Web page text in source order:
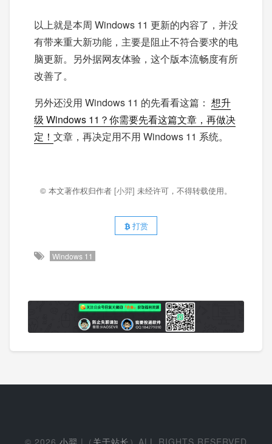
以上就是本周 Windows 11 更新的内容了，并没
有带来重大新功能，主要是阻止不符合要求的电
脑更新。另外据网友体验，这个版本流畅度有所
改善了。
另外还没用 Windows 11 的先看看这篇： 想升
级 Windows 11？你需要先看这篇文章，再做决
定！ 文章，再决定用不用 Windows 11 系统。
© 本文著作权归作者 [小羿] 未经许可，不得转载使用。
打赏
Windows 11